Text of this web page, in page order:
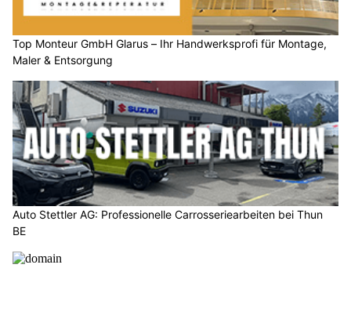
Top Monteur GmbH Glarus – Ihr Handwerksprofi für Montage,
Maler & Entsorgung
Auto Stettler AG: Professionelle Carrosseriearbeiten bei Thun
BE